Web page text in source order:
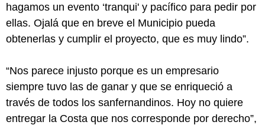
hagamos un evento ‘tranqui' y pacífico para pedir por
ellas. Ojalá que en breve el Municipio pueda
obtenerlas y cumplir el proyecto, que es muy lindo”.
“Nos parece injusto porque es un empresario
siempre tuvo las de ganar y que se enriqueció a
través de todos los sanfernandinos. Hoy no quiere
entregar la Costa que nos corresponde por derecho”,